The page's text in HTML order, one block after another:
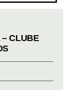
CLUBE